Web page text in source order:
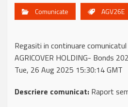
Comunicate AGV26E
Regasiti in continuare
AGRICOVER HOLDING- Bonds
Tue, 26 Aug 2025 15:30:14 GMT
Descriere comunicat: Raport